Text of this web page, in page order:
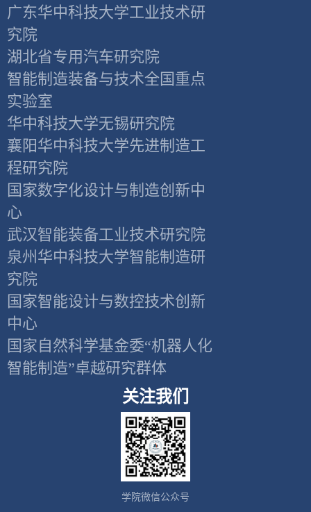
广东华中科技大学工业技术研
究院
湖北省专用汽车研究院
智能制造装备与技术全国重点
实验室
华中科技大学无锡研究院
襄阳华中科技大学先进制造工
程研究院
国家数字化设计与制造创新中
心
武汉智能装备工业技术研究院
泉州华中科技大学智能制造研
究院
国家智能设计与数控技术创新
中心
国家自然科学基金委“机器人化
智能制造”卓越研究群体
关注我们
学院微信公众号